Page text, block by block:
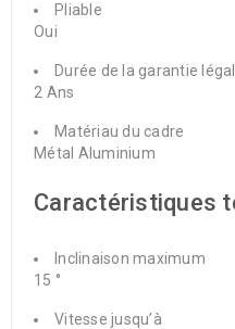
Pliable
Oui
Durée de la garantie
2 Ans
Matériau du cadre
Métal Aluminium
Caractéristiques
Inclinaison maximum
15 °
Vitesse jusqu’à